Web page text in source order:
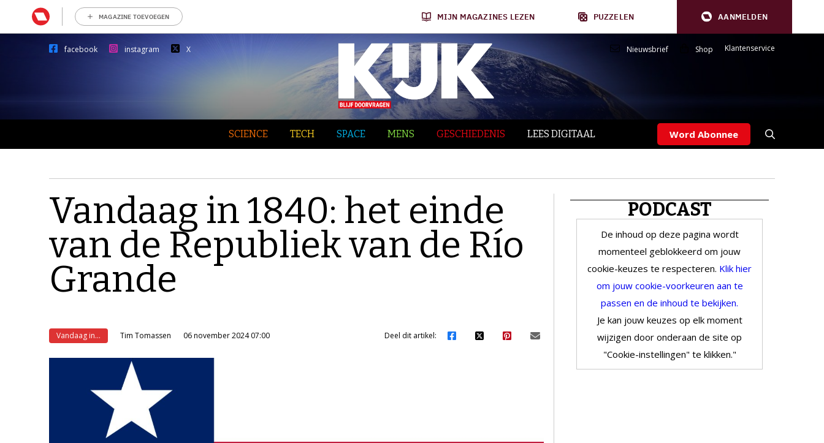
MAGAZINE TOEVOEGEN MIJN MAGAZINES LEZEN PUZZELEN AANMELDEN
facebook instagram X Nieuwsbrief Shop Klantenservice
SCIENCE TECH SPACE MENS GESCHIEDENIS LEES DIGITAAL Word Abonnee
Vandaag in 1840: het einde
van de Republiek van de Río
Grande
Vandaag in... Tim Tomassen 06 november 2024 07:00 Deel dit artikel:
PODCAST
De inhoud op deze pagina wordt
momenteel geblokkeerd om jouw
cookie-keuzes te respecteren. Klik hier
om jouw cookie-voorkeuren aan te
passen en de inhoud te bekijken.
Je kan jouw keuzes op elk moment
wijzigen door onderaan de site op
"Cookie-instellingen" te klikken."